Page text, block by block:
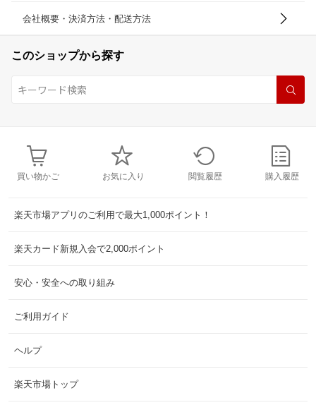
会社概要・決済方法・配送方法
このショップから探す
買い物かご お気に入り 閲覧履歴 購入履歴
楽天市場アプリのご利用で最大1,000ポイント！
楽天カード新規入会で2,000ポイント
安心・安全への取り組み
ご利用ガイド
ヘルプ
楽天市場トップ